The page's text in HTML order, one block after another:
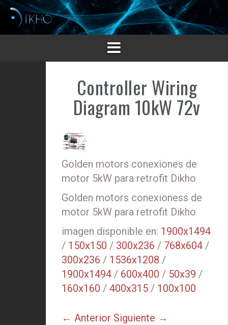
Saltar
contenido
Controller Wiring
Diagram 10kW 72v
Golden motors conexiones de
motor 5kW para retrofit Dikho
Golden motors conexioness de
motor 5kW para retrofit Dikho
imagen disponible en: 1900x1494
/ 150x150 / 300x236 / 768x604/
300x236 / 1536x1208 /
1900x1494/ 600x400 / 50x39 /
160x160 / 400x315/ 100x100
← Anterior Siguiente →